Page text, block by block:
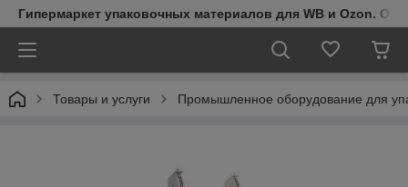
Гипермаркет упаковочных материалов для WB и Ozon.
Товары и услуги Промышленное оборудование для